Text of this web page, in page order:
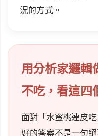
況的方式。
用分析家邏輯
不吃，看這四
面對「水蜜桃連皮
好的答案不是一句